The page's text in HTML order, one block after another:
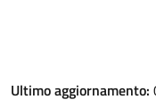
Ultimo aggiornamento: